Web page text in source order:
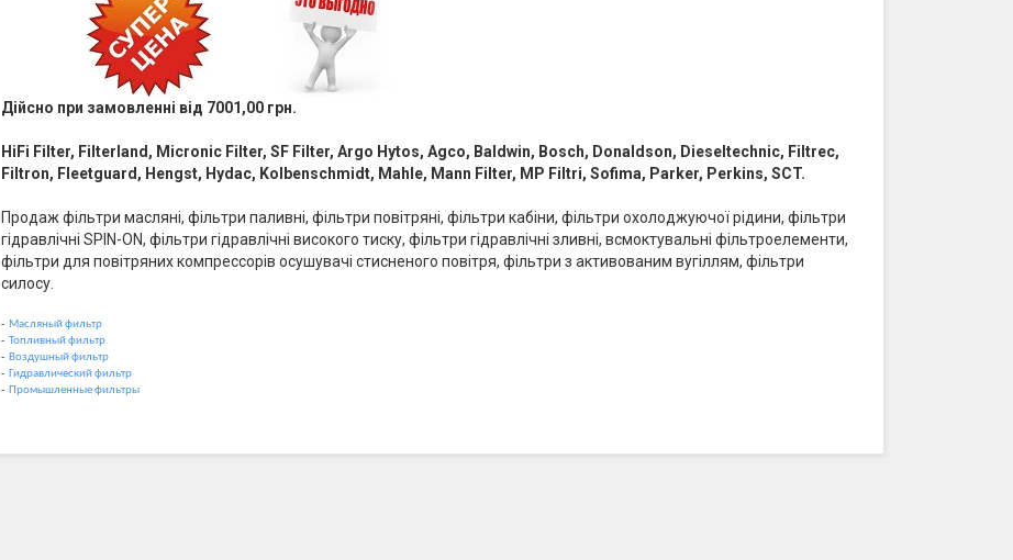
Дійсно при замовленні від 7001,00 грн.
HiFi Filter, Filterland, Micronic Filter, SF Filter, Argo Hytos, Agco, Baldwin, Bosch, Donaldson, Dieseltechnic, Filtrec,
Filtron, Fleetguard, Hengst, Hydac, Kolbenschmidt, Mahle, Mann Filter, MP Filtri, Sofima, Parker, Perkins, SCT.
Продаж фільтри масляні, фільтри паливні, фільтри повітряні, фільтри кабіни, фільтри охолоджуючої рідини, фільтри
гідравлічні SPIN-ON, фільтри гідравлічні високого тиску, фільтри гідравлічні зливні, всмоктувальні фільтроелементи,
фільтри для повітряних компрессорів осушувачі стисненого повітря, фільтри з активованим вугіллям, фільтри
силосу.
- Масляный фильтр
- Топливный фильтр
- Воздушный фильтр
- Гидравлический фильтр
- Промышленные фильтры